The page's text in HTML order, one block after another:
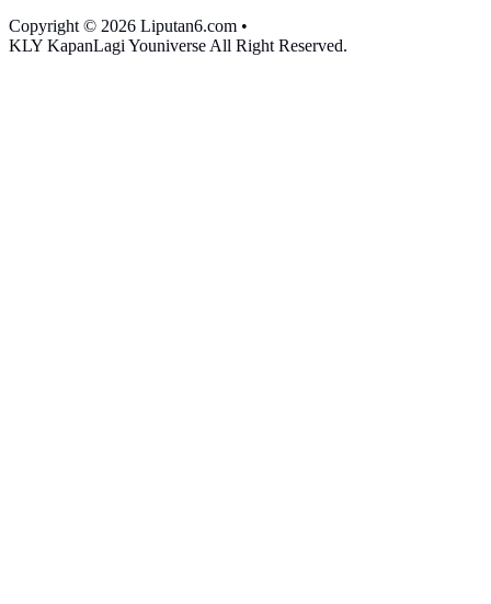
Copyright © 2026 Liputan6.com •
KLY KapanLagi Youniverse All Right Reserved.